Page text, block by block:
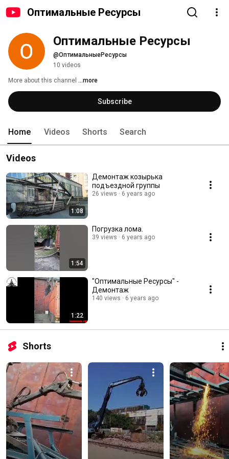
Оптимальные Ресурсы
Оптимальные Ресурсы
@ОптимальныеРесурсы
10 videos
More about this channel ...more
Subscribe
Home Videos Shorts Search
Videos
1:08
Демонтаж козырька
подъездной группы
26 views 6 years ago
1:54
Погрузка лома.
39 views 6 years ago
1:22
"Оптимальные Ресурсы" -
Демонтаж
140 views 6 years ago
Shorts